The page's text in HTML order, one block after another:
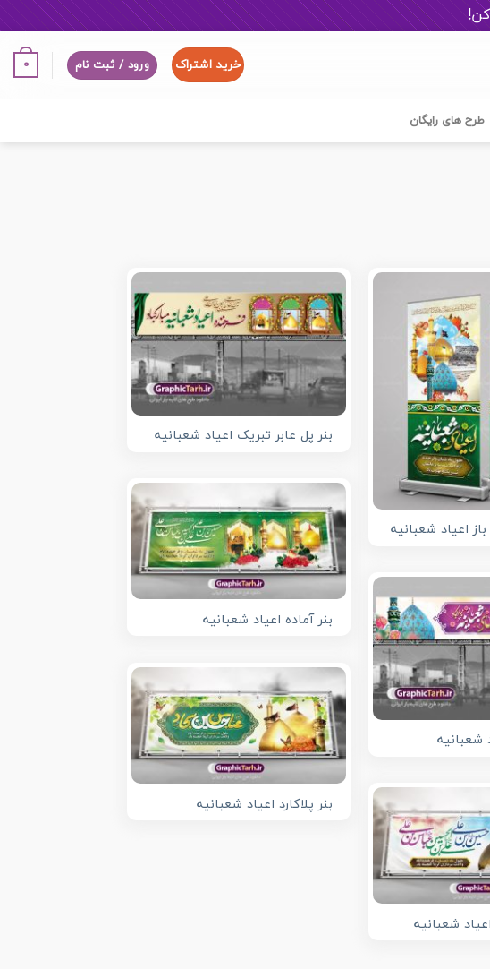
کن!
خرید اشتراک ورود / ثبت نام 0
طرح های رایگان
اعیاد شعبانیه
بنر پل عابر تبریک اعیاد شعبانیه
بنر آماده اعیاد شعبانیه
شعبانیه
بنر پلاکارد اعیاد شعبانیه
اعیاد شعبانیه